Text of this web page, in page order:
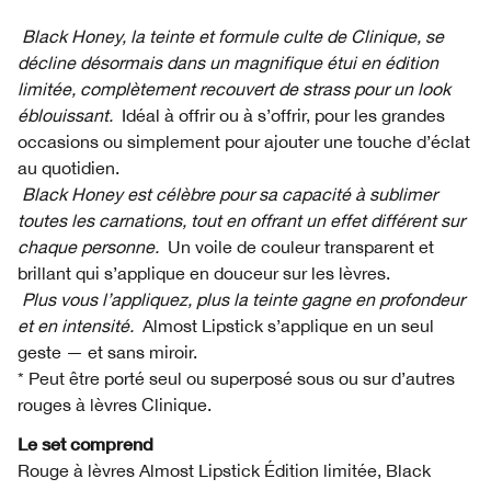
Black Honey, la teinte et formule culte de Clinique, se
décline désormais dans un magnifique étui en édition
limitée, complètement recouvert de strass pour un look
éblouissant. Idéal à offrir ou à s’offrir, pour les grandes
occasions ou simplement pour ajouter une touche d’éclat
au quotidien.
Black Honey est célèbre pour sa capacité à sublimer
toutes les carnations, tout en offrant un effet différent sur
chaque personne. Un voile de couleur transparent et
brillant qui s’applique en douceur sur les lèvres.
Plus vous l’appliquez, plus la teinte gagne en profondeur
et en intensité. Almost Lipstick s’applique en un seul
geste — et sans miroir.
* Peut être porté seul ou superposé sous ou sur d’autres
rouges à lèvres Clinique.
Le set comprend
Rouge à lèvres Almost Lipstick Édition limitée, Black